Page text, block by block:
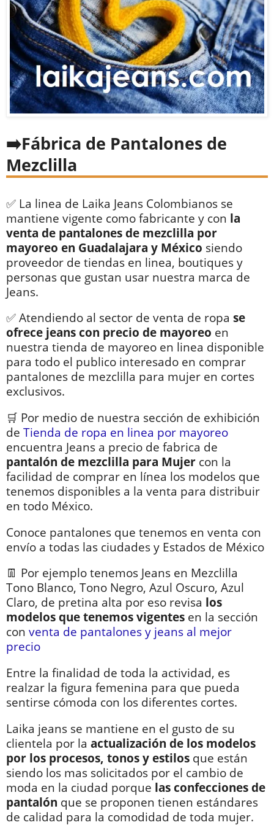
Fábrica de Pantalones de
Mezclilla
✅ La linea de Laika Jeans Colombianos se
mantiene vigente como fabricante y con la
venta de pantalones de mezclilla por
mayoreo en Guadalajara y México siendo
proveedor de tiendas en linea, boutiques y
personas que gustan usar nuestra marca de
Jeans.
✅ Atendiendo al sector de venta de ropa se
ofrece jeans con precio de mayoreo en
nuestra tienda de mayoreo en linea disponible
para todo el publico interesado en comprar
pantalones de mezclilla para mujer en cortes
exclusivos.
🛒 Por medio de nuestra sección de exhibición
de Tienda de ropa en linea por mayoreo
encuentra Jeans a precio de fabrica de
pantalón de mezclilla para Mujer con la
facilidad de comprar en línea los modelos que
tenemos disponibles a la venta para distribuir
en todo México.
Conoce pantalones que tenemos en venta con
envío a todas las ciudades y Estados de México
👖 Por ejemplo tenemos Jeans en Mezclilla
Tono Blanco, Tono Negro, Azul Oscuro, Azul
Claro, de pretina alta por eso revisa los
modelos que tenemos vigentes en la sección
con venta de pantalones y jeans al mejor
precio
Entre la finalidad de toda la actividad, es
realzar la figura femenina para que pueda
sentirse cómoda con los diferentes cortes.
Laika jeans se mantiene en el gusto de su
clientela por la actualización de los modelos
por los procesos, tonos y estilos que están
siendo los mas solicitados por el cambio de
moda en la ciudad porque las confecciones de
pantalón que se proponen tienen estándares
de calidad para la comodidad de toda mujer.